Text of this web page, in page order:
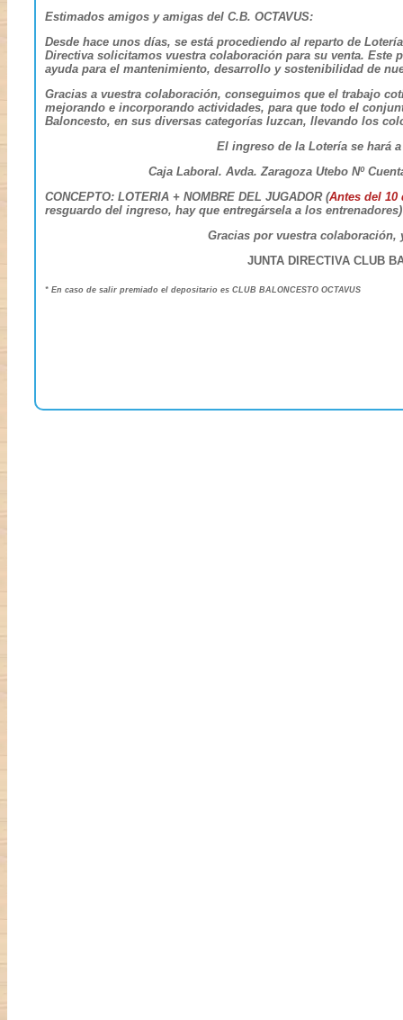
Estimados amigos y amigas del C.B. OCTAVUS:
Desde hace unos días, se está procediendo al reparto de
Directiva solicitamos vuestra colaboración para su venta. Este
ayuda para el mantenimiento, desarrollo y sostenibilidad de
Gracias a vuestra colaboración, conseguimos que el trabajo
mejorando e incorporando actividades, para que todo el
Baloncesto, en sus diversas categorías luzcan, llevando los
El ingreso de la Lotería se hará
Caja Laboral. Avda. Zaragoza Utebo Nº
CONCEPTO: LOTERIA + NOMBRE DEL JUGADOR (Antes del 10
resguardo del ingreso, hay que entregársela a los entrenadores)
Gracias por vuestra colaboración,
JUNTA DIRECTIVA CLUB
* En caso de salir premiado el depositario es CLUB BALONCESTO OCTAVUS